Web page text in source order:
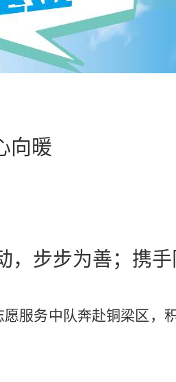
向暖
，步步为善；携
服务中队奔赴铜梁区